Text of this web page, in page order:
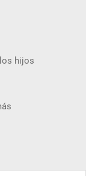
hijos